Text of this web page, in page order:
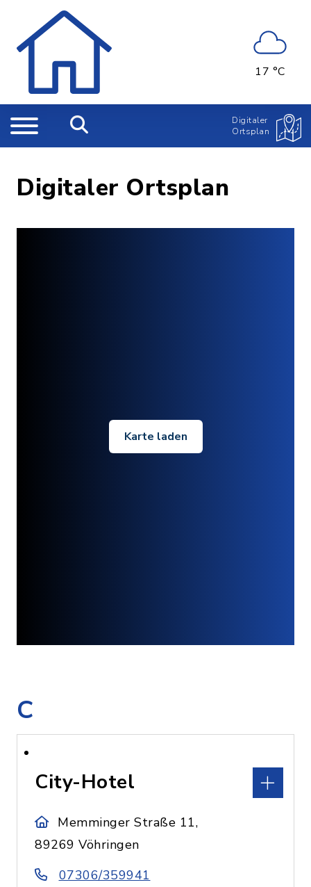
17 °C
Digitaler
Ortsplan
Digitaler Ortsplan
Karte laden
C
City-Hotel
Memminger Straße 11,
89269 Vöhringen
07306/359941